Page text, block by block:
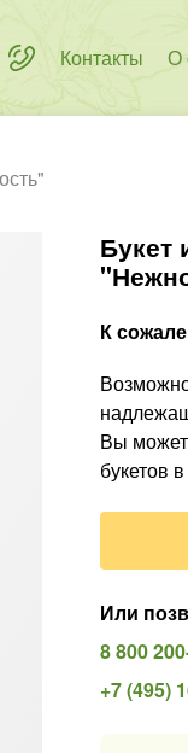
Контакты О
Букет
К
Вы
букетов
Или
8 800
+7 (495)